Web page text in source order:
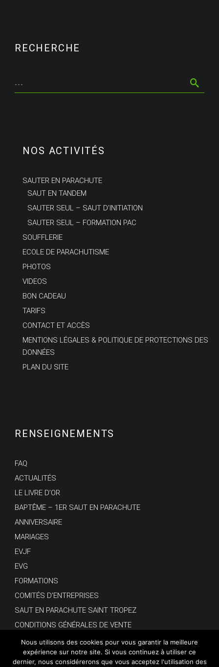
RECHERCHE
NOS ACTIVITÉS
SAUTER EN PARACHUTE
SAUT EN TANDEM
SAUTER SEUL – SAUT D’INITIATION
SAUTER SEUL – FORMATION PAC
SOUFFLERIE
ECOLE DE PARACHUTISME
PHOTOS
VIDEOS
BON CADEAU
TARIFS
CONTACT ET ACCÈS
MENTIONS LÉGALES & POLITIQUE DE PROTECTIONS DES
DONNÉES
PLAN DU SITE
RENSEIGNEMENTS
FAQ
ACTUALITÉS
LE LIVRE D’OR
BAPTÊME – 1ER SAUT EN PARACHUTE
ANNIVERSAIRE
MARIAGES
EVJF
EVG
FORMATIONS
COMITÉS D’ENTREPRISES
SAUT EN PARACHUTE SAINT TROPEZ
CONDITIONS GÉNÉRALES DE VENTE
Nous utilisons des cookies pour vous garantir la meilleure
expérience sur notre site. Si vous continuez à utiliser ce
dernier, nous considérerons que vous acceptez l'utilisation des